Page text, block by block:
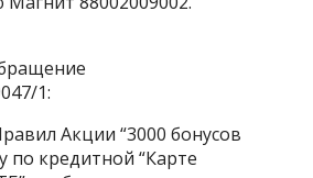
1:
Акции “3000 бонусов
по кредитной “Карте